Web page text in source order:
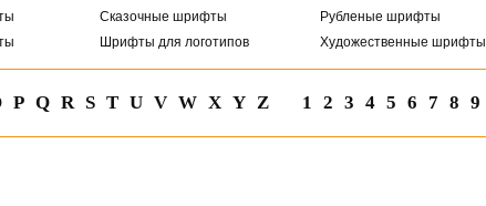
Сказочные шрифты
Шрифты для логотипов
Рубленые шрифты
Художественные шрифты
P Q R S T U V W X Y Z 1 2 3 4 5 6 7 8 9